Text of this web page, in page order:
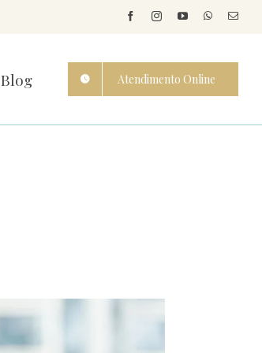
Blog Atendimento Online